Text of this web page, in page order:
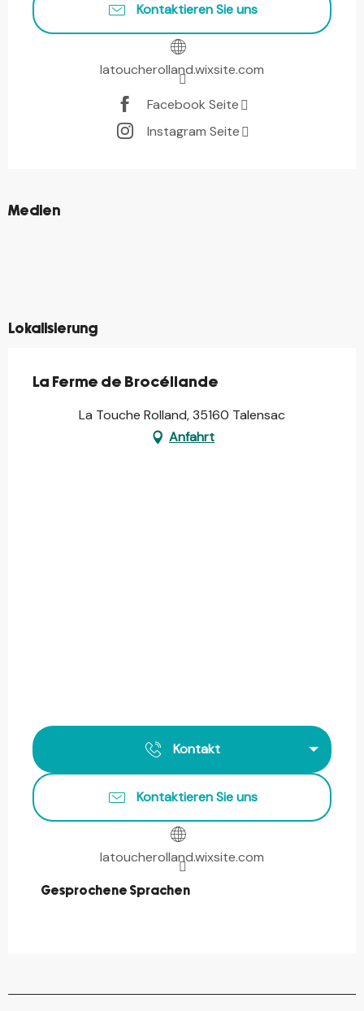
Kontaktieren Sie uns
latoucherolland.wixsite.com
Facebook Seite
Instagram Seite
Medien
©
©
Lokalisierung
La Ferme de Brocéliande
La Touche Rolland, 35160 Talensac
Anfahrt
Kontakt
Kontaktieren Sie uns
latoucherolland.wixsite.com
Gesprochene Sprachen
Gesprochene Sprachen